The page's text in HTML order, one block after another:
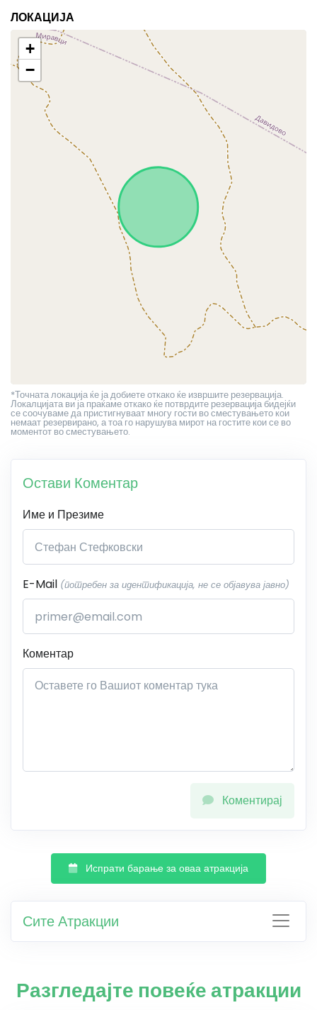
ЛОКАЦИЈА
+
−
*Точната локација ќе ја добиете откако ќе извршите резервација.
Локалцијата ви ја праќаме откако ќе потврдите резервација бидејќи
се соочуваме да пристигнуваат многу гости во сместувањето кои
немаат резервирано, а тоа го нарушува мирот на гостите кои се во
моментот во сместувањето.
Остави Коментар
Име и Презиме
E-Mail (потребен за идентификација, не се објавува јавно)
Коментар
Коментирај
Испрати барање за оваа атракција
Сите Атракции
Разгледајте повеќе атракции